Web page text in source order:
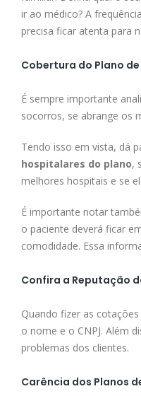
ir ao médico? A
precisa ficar atenta para
Cobertura do Plano
É sempre importante
socorros, se abrange os
Tendo isso em vista, dá
hospitalares do plano,
melhores hospitais e se
É importante notar
o paciente deverá ficar
comodidade. Essa
Confira a Reputação
Quando fizer as cotações
o nome e o CNPJ. Além
problemas dos clientes.
Carência dos Planos